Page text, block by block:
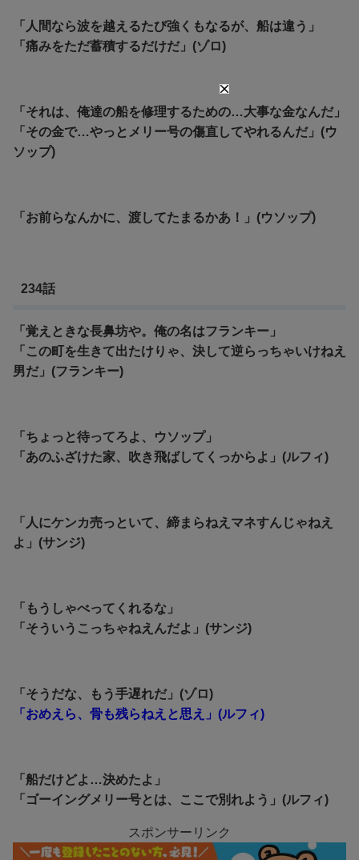
「人間なら波を越えるたび強くもなるが、船は違う」
「 痛みをただ蓄積するだけだ」(ゾロ)
「それは、俺達の船を修理するための…大事な金なんだ」
「その金で…やっとメリー号の傷直してやれるんだ」(ウ
ソップ)
「お前らなんかに、渡してたまるかあ！」(ウソップ)
234話
「覚えときな長鼻坊や。俺の名はフランキー」
「この町を生きて出たけりゃ、決して逆らっちゃいけねえ
男だ」(フランキー)
「ちょっと待ってろよ、ウソップ」
「あのふざけた家、吹き飛ばしてくっからよ」(ルフィ)
「人にケンカ売っといて、締まらねえマネすんじゃねえ
よ」(サンジ)
「もうしゃべってくれるな」
「そういうこっちゃねえんだよ」(サンジ)
「そうだな、もう手遅れだ」(ゾロ)
「おめえら、骨も残らねえと思え」(ルフィ)
「船だけどよ…決めたよ」
「ゴーイングメリー号とは、ここで別れよう」(ルフィ)
スポンサーリンク